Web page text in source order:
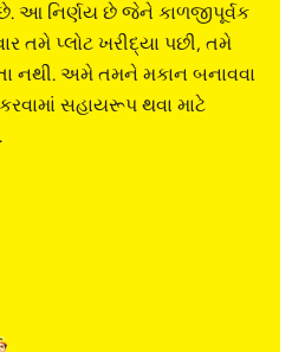
આ નિર્ણય છે જેને કાળજીપૂર્વક
તમે પ્લોટ ખરીદ્યા પછી, તમે
નથી. અમે તમને મકાન બનાવવા
સહાયરૂપ થવા માટે